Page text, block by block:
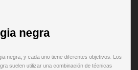
negra
negra, y cada uno tiene diferentes objetivos. Los
suelen utilizar una combinación de técnicas